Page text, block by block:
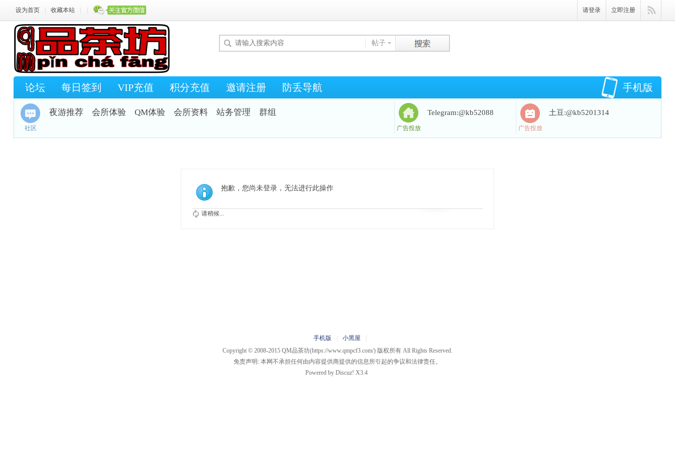
设为首页 收藏本站 请登录 立即注册
帖子
手机版
论坛 每日签到 VIP充值 积分充值 邀请注册 防丢导航
社区
夜游推荐 会所体验 QM体验 会所资料 站务管理 群组 土豆:@kb5201314
广告投放
Telegram:@kb52088
广告投放
抱歉，您尚未登录，无法进行此操作
请稍候...
手机版 小黑屋
Copyright © 2008-2015 QM品茶坊(https://www.qmpcf3.com/) 版权所有 All Rights Reserved.
免责声明: 本网不承担任何由内容提供商提供的信息所引起的争议和法律责任。
Powered byDiscuz! X3.4